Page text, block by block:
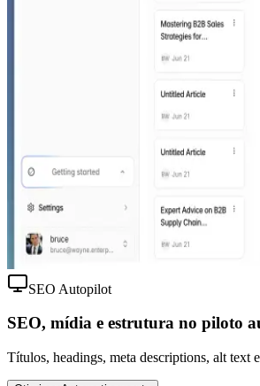
SEO Autopilot
SEO, mídia e estrutura no piloto
Títulos, headings, meta descriptions, alt text